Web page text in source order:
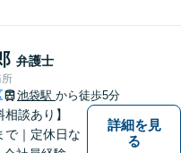
情熱で手厚
いただきま
対応可能】
弁護士
池袋駅 から徒歩5分
相談あり】
で｜定休日な
詳細を見
る